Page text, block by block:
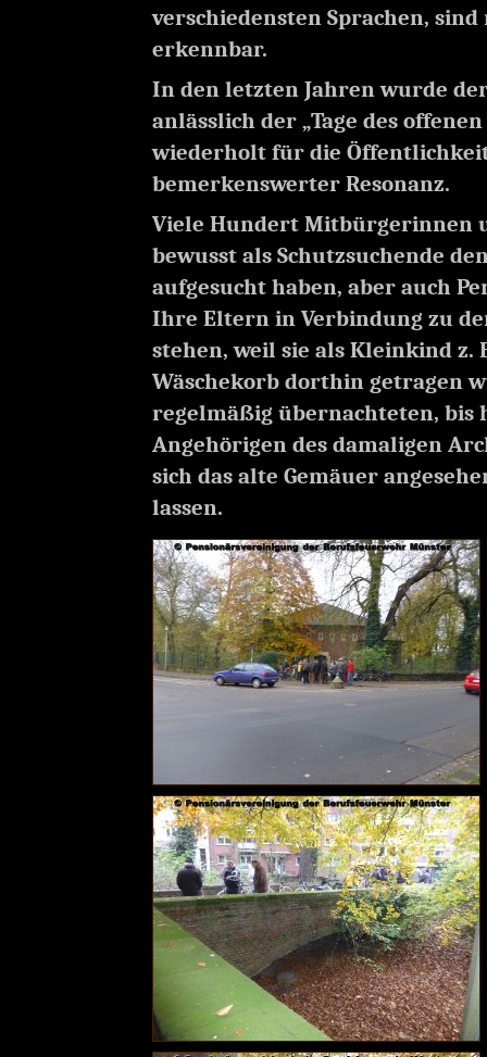
verschiedensten Sprachen, sind
erkennbar.
In den letzten Jahren wurde
anlässlich der „Tage des
wiederholt für die
bemerkenswerter Resonanz.
Viele Hundert Mitbürgerinnen
bewusst als Schutzsuchende
aufgesucht haben, aber auch
Ihre Eltern in Verbindung zu
stehen, weil sie als Kleinkind z.
Wäschekorb dorthin getragen
regelmäßig übernachteten, bis
Angehörigen des damaligen
sich das alte Gemäuer
lassen.